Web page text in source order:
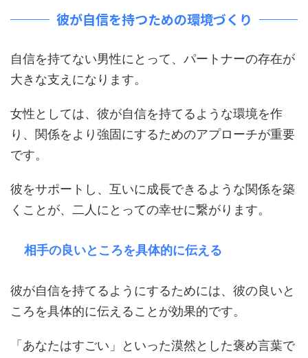
彼が自信を持つための環境づくり
自信を持てない男性にとって、パートナーの存在が
大きな支えになります。
女性としては、彼が自信を持てるような環境を作
り、関係をより強固にするためのアプローチが重要
です。
彼をサポートし、互いに成長できるような関係を築
くことが、二人にとっての幸せに繋がります。
相手の良いところを具体的に伝える
彼が自信を持てるようにするためには、彼の良いと
ころを具体的に伝えることが効果的です。
「あなたはすごい」といった漠然とした褒め言葉で